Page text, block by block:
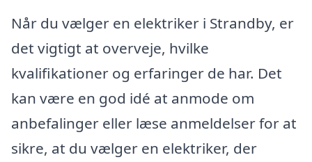
Når du vælger en elektriker i Strandby, er
det vigtigt at overveje, hvilke
kvalifikationer og erfaringer de har. Det
kan være en god idé at anmode om
anbefalinger eller læse anmeldelser for at
sikre, at du vælger en elektriker, der